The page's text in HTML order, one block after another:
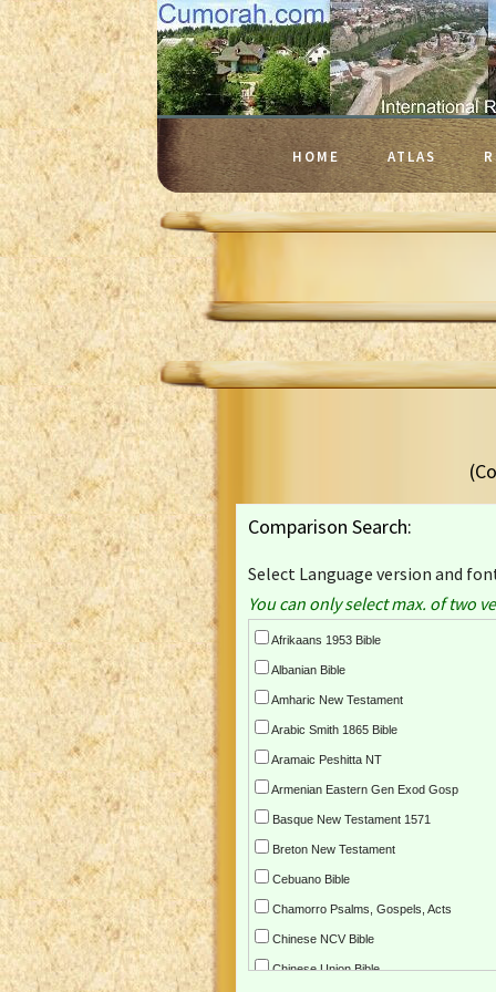
HOME ATLAS
Comparison Search:
Select Language version and
You can only select max. of two
Afrikaans 1953 Bible
Albanian Bible
Amharic New Testament
Arabic Smith 1865 Bible
Aramaic Peshitta NT
Armenian Eastern Gen Exod Gosp
Basque New Testament 1571
Breton New Testament
Cebuano Bible
Chamorro Psalms, Gospels, Acts
Chinese NCV Bible
Chinese Union Bible